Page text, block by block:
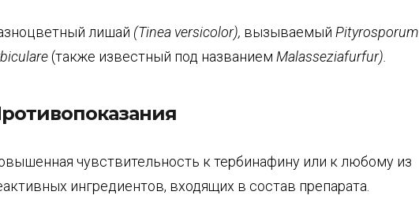
лишай (Tinea versicolor), вызываемый Pityrosporum
(также известный под названием Malasseziafurfur).
чувствительность к тербинафину или к любому из
ингредиентов, входящих в состав препарата.